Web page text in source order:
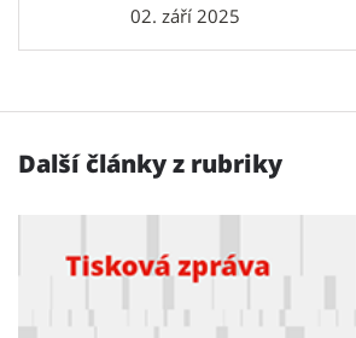
02. září 2025
Další články z rubriky